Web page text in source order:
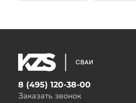
8 (495) 120-38-00
Заказать звонок